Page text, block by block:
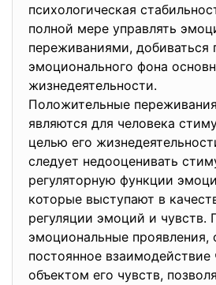
психологическая
полной мере управлять
переживаниями, добиваться
эмоционального фона
жизнедеятельности.
Положительные
являются для человека
целью его
следует недооценивать
регуляторную функции
которые выступают в
регуляции эмоций и чувств.
эмоциональные проявления,
постоянное взаимодействие
объектом его чувств,